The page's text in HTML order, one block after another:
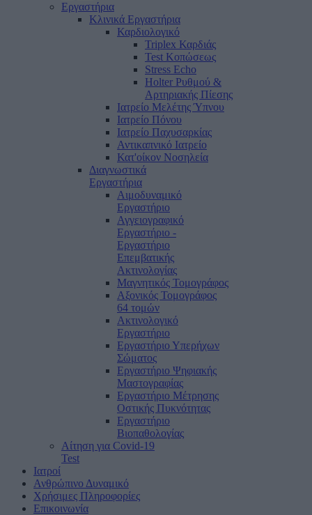
Εργαστήρια
Κλινικά Εργαστήρια
Καρδιολογικό
Triplex Καρδιάς
Test Κοπώσεως
Stress Echo
Holter Ρυθμού &
Αρτηριακής Πίεσης
Ιατρείο Μελέτης Ύπνου
Ιατρείο Πόνου
Ιατρείο Παχυσαρκίας
Αντικαπνικό Ιατρείο
Κατ'οίκον Νοσηλεία
Διαγνωστικά
Εργαστήρια
Αιμοδυναμικό
Εργαστήριο
Αγγειογραφικό
Εργαστήριο -
Εργαστήριο
Επεμβατικής
Ακτινολογίας
Μαγνητικός Τομογράφος
Αξονικός Τομογράφος
64 τομών
Ακτινολογικό
Εργαστήριο
Εργαστήριο Υπερήχων
Σώματος
Εργαστήριο Ψηφιακής
Μαστογραφίας
Εργαστήριο Μέτρησης
Οστικής Πυκνότητας
Εργαστήριο
Βιοπαθολογίας
Αίτηση για Covid-19
Test
Ιατροί
Ανθρώπινο Δυναμικό
Χρήσιμες Πληροφορίες
Επικοινωνία